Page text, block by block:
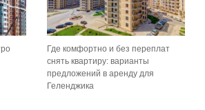
Где комфортно и без переплат
снять квартиру: варианты
предложений в аренду для
Геленджика